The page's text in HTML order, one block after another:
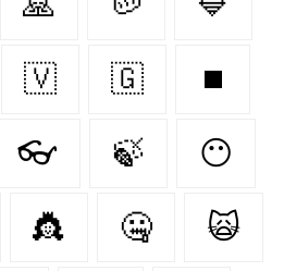
🇻‌ 🇬‌ ⏹️
👓 🍃 😶‍
👸 🤐 🙀